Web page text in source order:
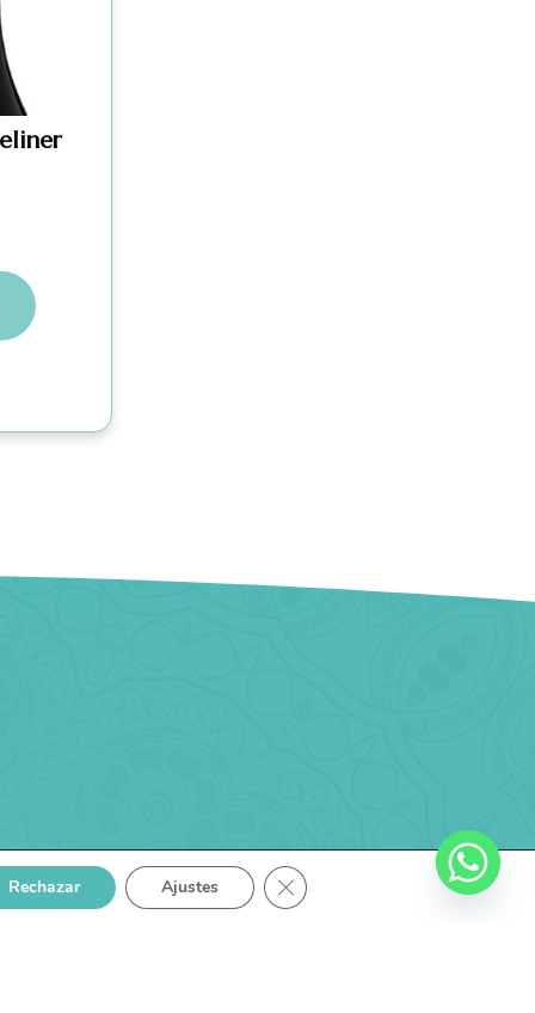
Rechazar Ajustes CERRAR EL BANNER DE